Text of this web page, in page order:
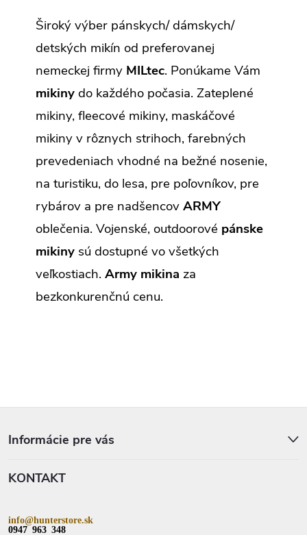
r
v
y
ý
i
u
á
n
k
o
v
a
n
i
e
Široký výber pánskych/ dámskych/
detských mikín od preferovanej
nemeckej firmy MILtec. Ponúkame Vám
mikinydo každého počasia. Zateplené
mikiny, fleecové mikiny, maskáčové
mikiny v rôznych strihoch, farebných
prevedeniach vhodné na bežné nosenie,
na turistiku, do lesa, pre poľovníkov, pre
rybárov a pre nadšencovARMY
oblečenia. Vojenské, outdoorové pánske
mikiny sú dostupné vo všetkých
veľkostiach. Army mikina za
bezkonkurenčnú cenu.
Informácie pre vás
KONTAKT
info@hunterstore.sk
0947 963 348